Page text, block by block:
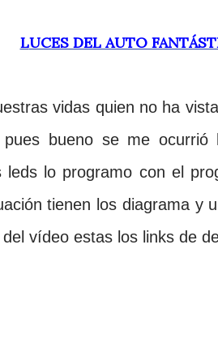
LUCES DEL AUTO
vidas quien no ha
pues bueno se me
leds lo programo con el
tienen los diagrama y
vídeo estas los links de